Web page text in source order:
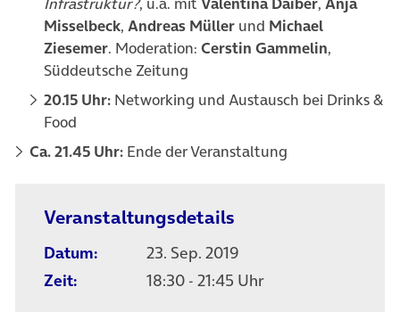
Misselbeck, Andreas Müller und Michael
Ziesemer. Moderation: Cerstin Gammelin,
Süddeutsche Zeitung
20.15 Uhr: Networking und Austausch bei Drinks &
Food
Ca. 21.45 Uhr: Ende der Veranstaltung
Veranstaltungsdetails
Datum:
23. Sep. 2019
Zeit:
18:30 - 21:45 Uhr